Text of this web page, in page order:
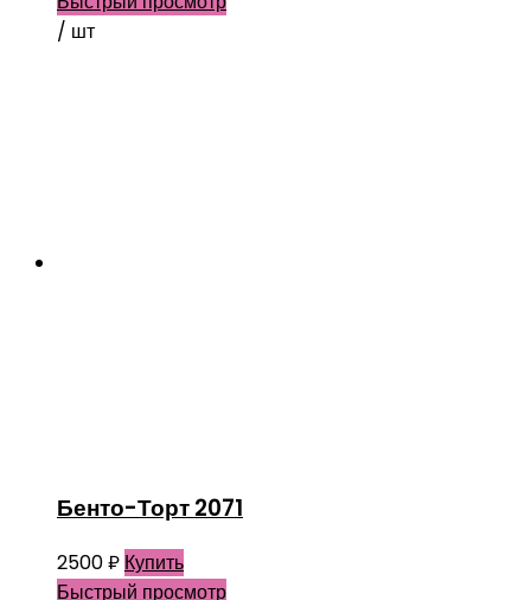
/ шт
Бенто-Торт 2071
2500₽ Купить
Быстрый просмотр